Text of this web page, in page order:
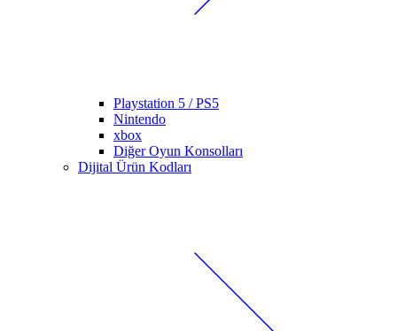
Playstation 5 / PS5
Nintendo
xbox
Diğer Oyun Konsolları
Dijital Ürün Kodları